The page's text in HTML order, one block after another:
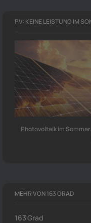
PV: KEINE LEISTUNG IM
Photovoltaik im
MEHR VON 163 GRAD
163 Grad